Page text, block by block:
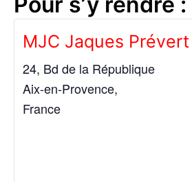
MJC Jaques Prévert
24, Bd de la République
Aix-en-Provence,
France